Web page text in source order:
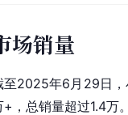
场销量
至2025年6月29日，
+，总销量超过1.4万